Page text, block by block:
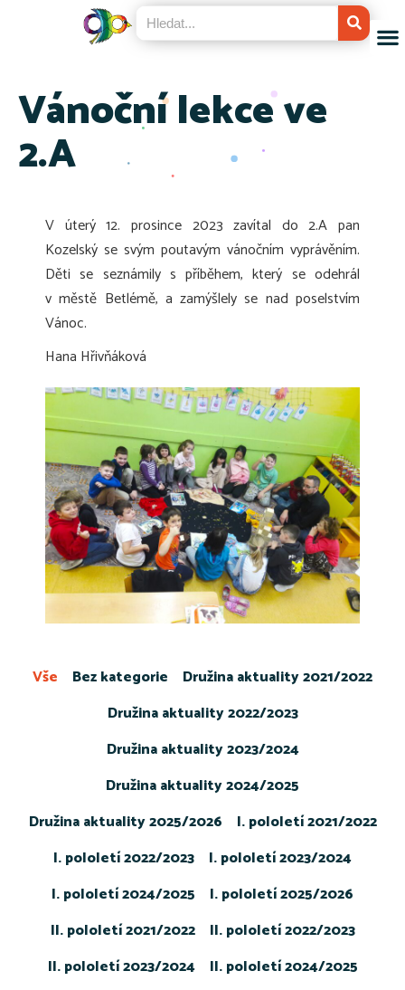
Vánoční lekce ve
2.A
V úterý 12. prosince 2023 zavítal do 2.A pan
Kozelský se svým poutavým vánočním vyprávěním.
Děti se seznámily s příběhem, který se odehrál
v městě Betlémě, a zamýšlely se nad poselstvím
Vánoc.
Hana Hřivňáková
Bez kategorie
Družina aktuality 2021/2022
Družina aktuality 2022/2023
Družina aktuality 2023/2024
Družina aktuality 2024/2025
Družina aktuality 2025/2026
I. pololetí 2021/2022
I. pololetí 2022/2023
I. pololetí 2023/2024
I. pololetí 2024/2025
I. pololetí 2025/2026
II. pololetí 2021/2022
II. pololetí 2022/2023
II. pololetí 2023/2024
II. pololetí 2024/2025
Vše